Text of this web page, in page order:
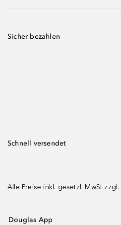
Sicher bezahlen
Schnell versendet
Alle Preise inkl. gesetzl. MwSt zzgl.
Douglas App